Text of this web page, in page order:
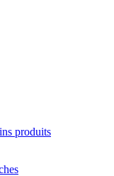
produits